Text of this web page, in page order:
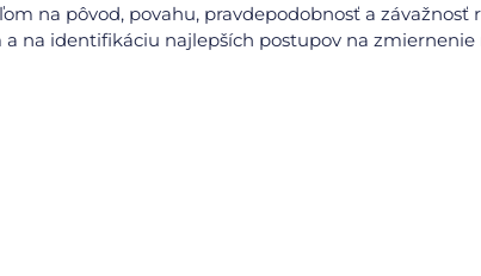
na pôvod, povahu, pravdepodobnosť a závažnosť
a na identifikáciu najlepších postupov na zmiernenie